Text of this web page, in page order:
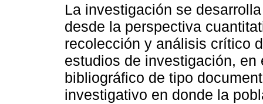
La investigación se
desde la perspectiva
recolección y análisis crítico
estudios de investigación,
bibliográfico de tipo
investigativo en donde la